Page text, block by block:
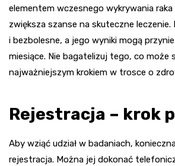
elementem wczesnego wykrywania
zwiększa szanse na skuteczne leczenie.
i bezbolesne, a jego wyniki mogą
miesiące. Nie bagatelizuj tego, co może
najważniejszym krokiem w trosce o
Rejestracja – krok
Aby wziąć udział w badaniach,
rejestracja. Można jej dokonać